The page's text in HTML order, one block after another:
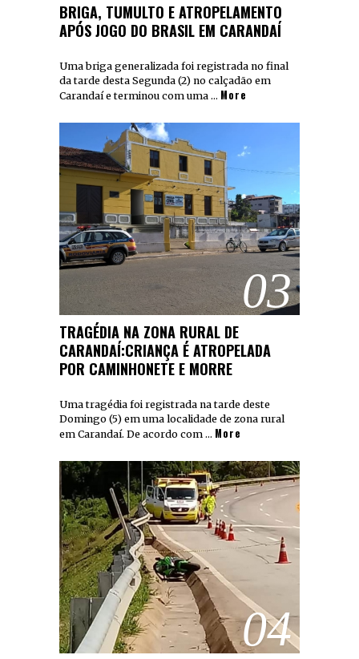
BRIGA, TUMULTO E ATROPELAMENTO
APÓS JOGO DO BRASIL EM CARANDAÍ
Uma briga generalizada foi registrada no final
da tarde desta Segunda (2) no calçadão em
Carandaí e terminou com uma … More
03
TRAGÉDIA NA ZONA RURAL DE
CARANDAÍ:CRIANÇA É ATROPELADA
POR CAMINHONETE E MORRE
Uma tragédia foi registrada na tarde deste
Domingo (5) em uma localidade de zona rural
em Carandaí. De acordo com … More
04